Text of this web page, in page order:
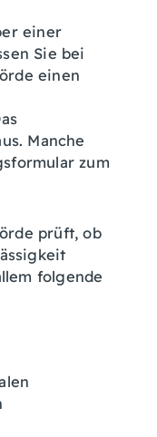
einer
Sie bei
einen
Manche
zum
prüft, ob
folgende